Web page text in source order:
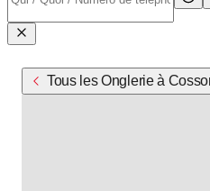
Tous les Onglerie à